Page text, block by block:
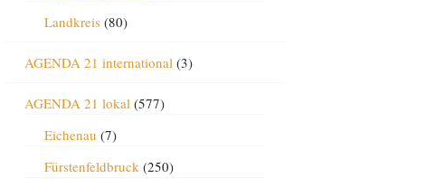
Landkreis(80)
AGENDA 21 international(3)
AGENDA 21 lokal(577)
Eichenau (7)
Fürstenfeldbruck(250)